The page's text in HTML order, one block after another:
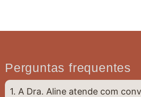
Perguntas frequentes
1. A Dra. Aline atende com